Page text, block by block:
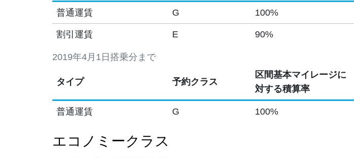
普通運賃 G 100%
割引運賃 E 90%
2019年4月1日搭乗分まで
タイプ 予約クラス
区間基本マイレージに
対する積算率
普通運賃 G 100%
エコノミークラス